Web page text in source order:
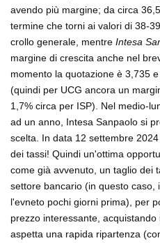
avendo più margine; da circa
termine che torni ai valori di 38-
crollo generale, mentre Intesa
margine di crescita anche nel
momento la quotazione è 3,735
(quindi per UCG ancora un
1,7% circa per ISP). Nel medio-
ad un anno, Intesa Sanpaolo si
scelta. In data 12 settembre
dei tassi! Quindi un'ottima
come già avvenuto, un taglio dei
settore bancario (in questo caso,
l'evneto pochi giorni prima), per
prezzo interessante,
aspetta una rapida ripartenza